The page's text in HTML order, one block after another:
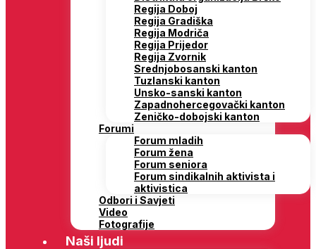
Regija Doboj
Regija Gradiška
Regija Modriča
Regija Prijedor
Regija Zvornik
Srednjobosanski kanton
Tuzlanski kanton
Unsko-sanski kanton
Zapadnohercegovački kanton
Zeničko-dobojski kanton
Forumi
Forum mladih
Forum žena
Forum seniora
Forum sindikalnih aktivista i
aktivistica
Odbori i Savjeti
Video
Fotografije
Naši ljudi